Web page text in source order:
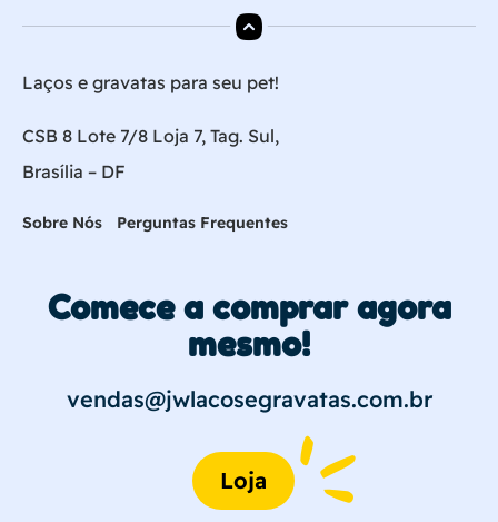
Laços e gravatas para seu pet!
CSB 8 Lote 7/8 Loja 7, Tag. Sul,
Brasília – DF
Sobre Nós Perguntas Frequentes
Comece a comprar agora
mesmo!
vendas@jwlacosegravatas.com.br
Loja